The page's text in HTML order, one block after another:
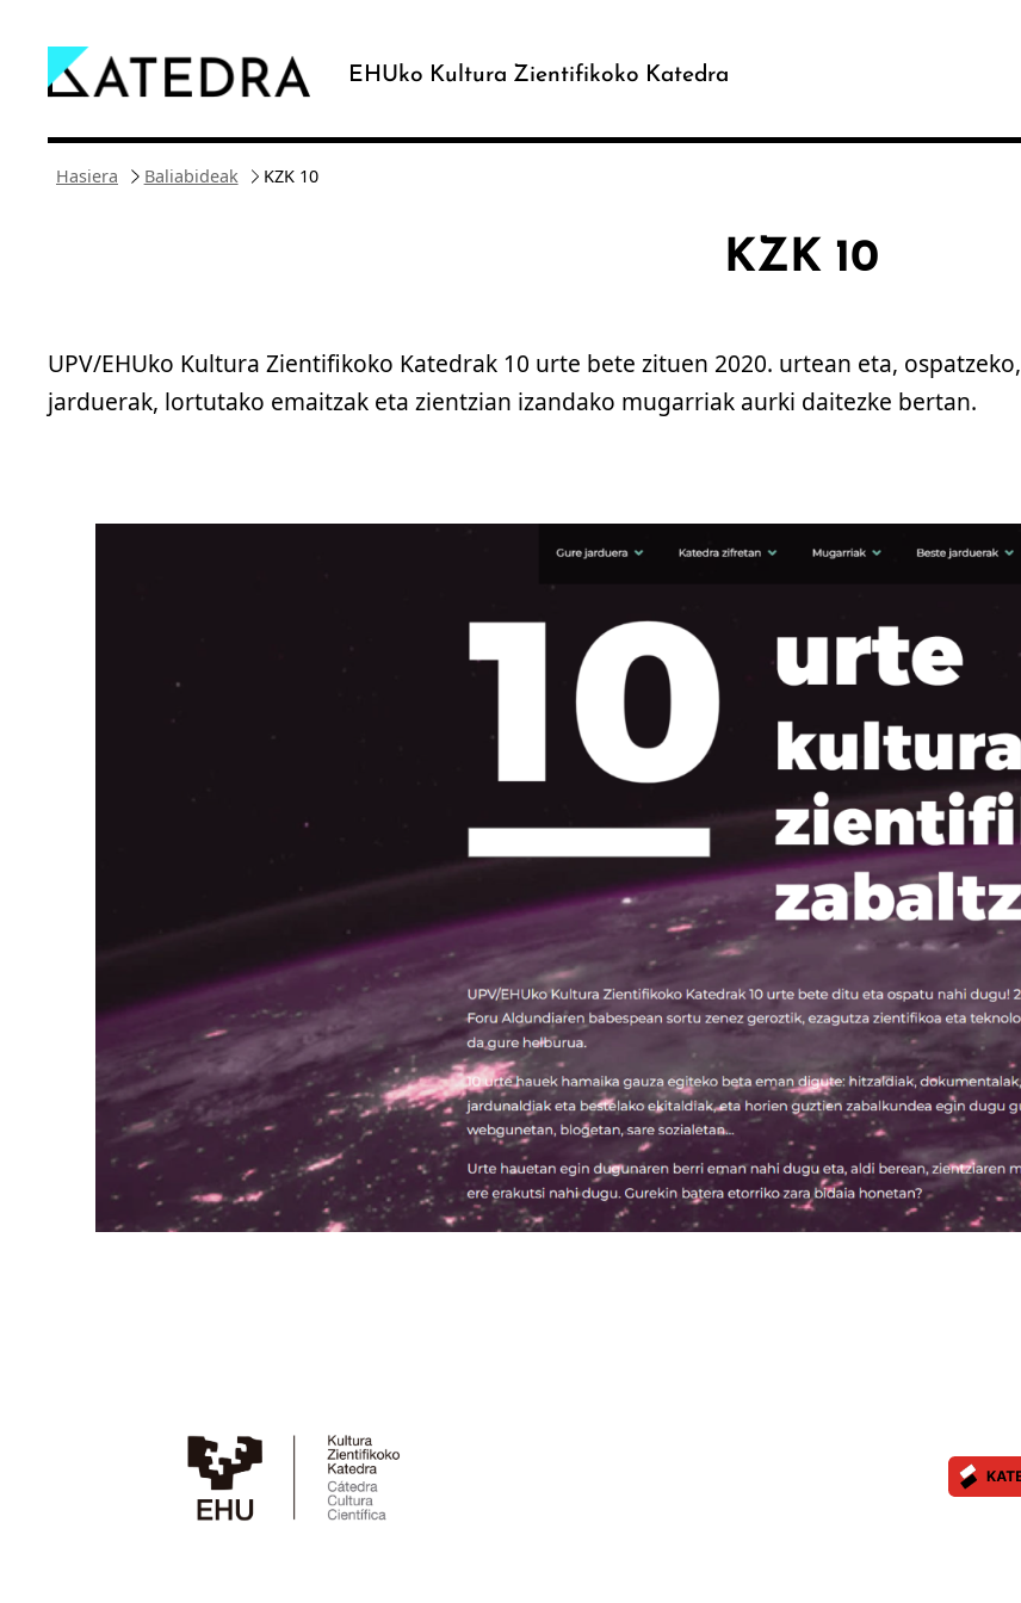
edukira
EHUko Kultura Zientifikoko Katedra
Hasiera Baliabideak KZK 10
KZK 10
UPV/EHUko Kultura Zientifikoko Katedrak 10 urte bete zituen 2020. urtean eta, ospatzeko,
jarduerak, lortutako emaitzak eta zientzian izandako mugarriak aurki daitezke bertan.